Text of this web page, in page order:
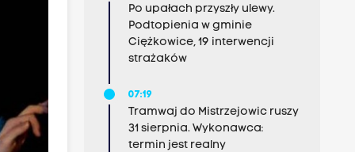
Po upałach przyszły ulewy.
Podtopienia w gminie
Ciężkowice, 19 interwencji
strażaków
07:19
Tramwaj do Mistrzejowic ruszy
31 sierpnia. Wykonawca:
termin jest realny